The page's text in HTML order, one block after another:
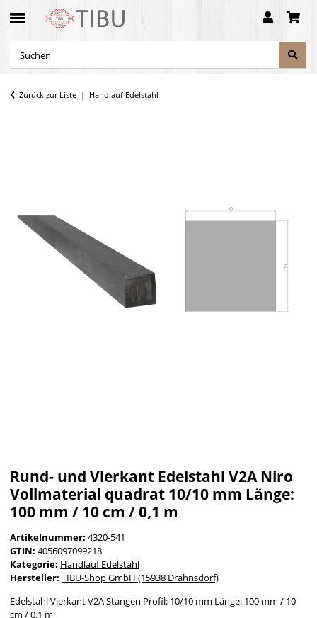
Zurück zur Liste Handlauf Edelstahl
Rund- und Vierkant Edelstahl V2A Niro
Vollmaterial quadrat 10/10 mm Länge:
100 mm / 10 cm / 0,1 m
Artikelnummer: 4320-541
GTIN: 4056097099218
Kategorie: Handlauf Edelstahl
Hersteller: TIBU-Shop GmbH (15938 Drahnsdorf)
Edelstahl Vierkant V2A Stangen Profil: 10/10 mm Länge: 100 mm / 10
cm / 0,1 m